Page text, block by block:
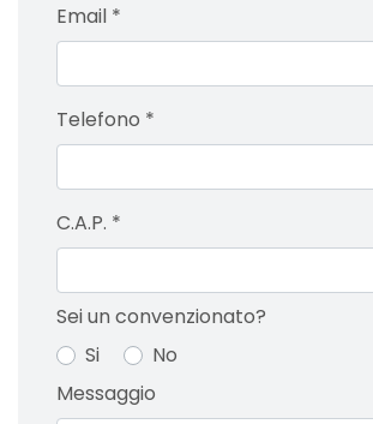
Email *
Telefono *
C.A.P. *
Sei un convenzionato?
Si
No
Messaggio